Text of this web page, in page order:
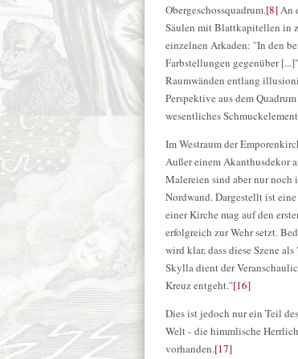
Obergeschossquadrum.[8]An
Säulen mit Blattkapitellen in
einzelnen Arkaden: "In den
Farbstellungen gegenüber [...]"
Raumwänden entlang
Perspektive aus dem
wesentliches
Im Westraum der
Außer einem Akanthusdekor
Malereien sind aber nur noch
Nordwand. Dargestellt ist
einer Kirche mag auf den
erfolgreich zur Wehr setzt.
wird klar, dass diese Szene
Skylla dient der
Kreuz entgeht."[16]
Dies ist jedoch nur ein Teil
Welt - die himmlische
vorhanden.[17]